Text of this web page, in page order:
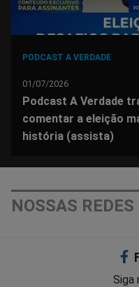
PODCAST A VERDADE
01/07/2026
Podcast A Verdade
comentar a eleição
história (assista)
NOSSAS
Siga